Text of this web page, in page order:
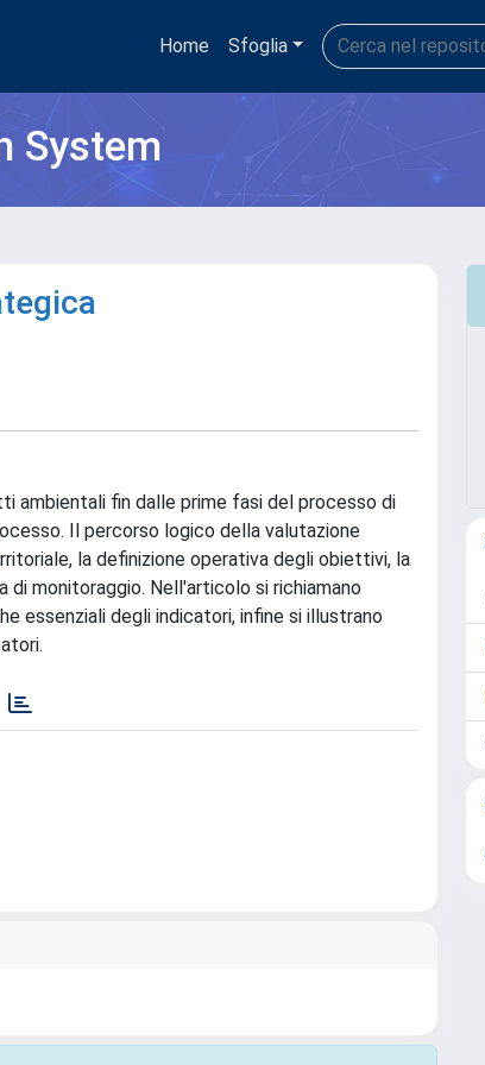
Home Sfoglia
System
ambientali fin dalle prime fasi del processo di
Il percorso logico della valutazione
la definizione operativa degli obiettivi, la
monitoraggio. Nell'articolo si richiamano
essenziali degli indicatori, infine si illustrano